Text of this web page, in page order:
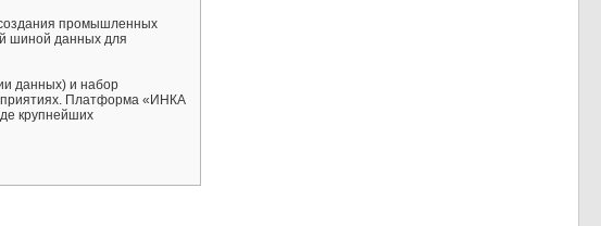
промышленных
шиной данных для
данных) и набор
Платформа «ИНКА
крупнейших